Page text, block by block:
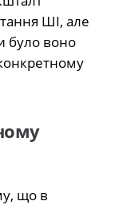
ШІ, але
було воно
що в